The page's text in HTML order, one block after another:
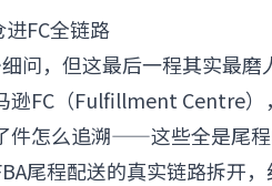
FC全链路
问，但这最后一程其实最磨
逊FC（Fulfillment Centre）
件怎么追溯——这些全是尾
尾程配送的真实链路拆开